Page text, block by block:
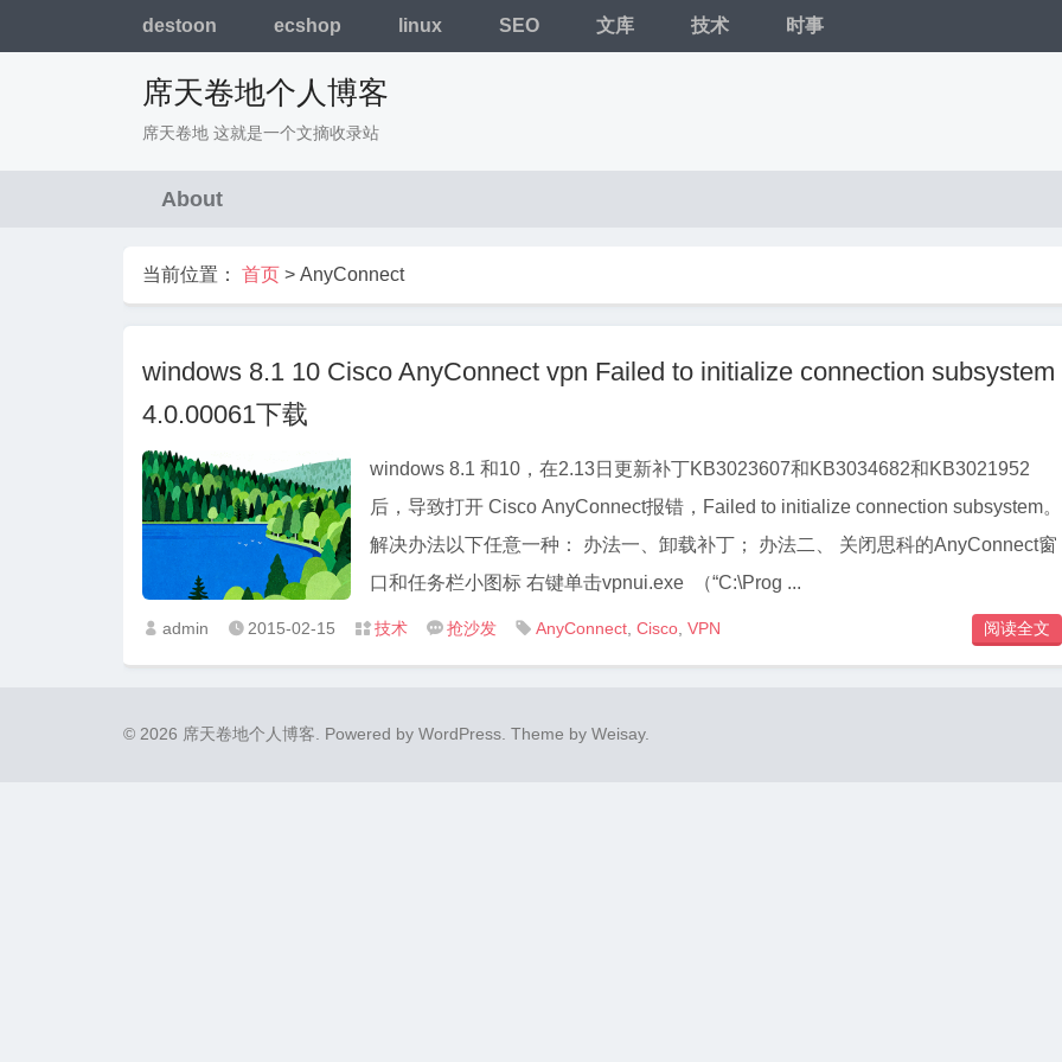
destoon ecshop linux SEO 文库 技术 时事
席天卷地个人博客
席天卷地 这就是一个文摘收录站
About
当前位置： 首页 > AnyConnect
windows 8.1 10 Cisco AnyConnect vpn Failed to initialize connection subsystem
4.0.00061下载
windows 8.1 和10，在2.13日更新补丁KB3023607和KB3034682和KB3021952
后，导致打开 Cisco AnyConnect报错，Failed to initialize connection subsystem。
解决办法以下任意一种： 办法一、卸载补丁； 办法二、 关闭思科的AnyConnect窗
口和任务栏小图标 右键单击vpnui.exe （“C:\Prog ...
 admin  2015-02-15  技术  抢沙发  AnyConnect Cisco VPN 阅读全文
© 2026 席天卷地个人博客. Powered by WordPress . Theme by Weisay.